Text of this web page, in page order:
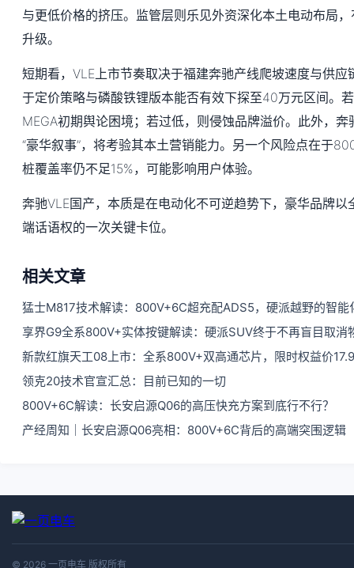
与更低价格的挤压。监管层则乐见外资深化本土电动布局
升级。
短期看，VLE上市节奏取决于福建奔驰产线爬坡速度与供
于定价策略与磷酸铁锂版本能否有效下探至40万元区间。
MEGA初期舆论困境；若过低，则侵蚀品牌溢价。此外，奔
“豪华叙事”，将考验其本土营销能力。另一个风险点在于
桩覆盖率仍不足15%，可能影响用户体验。
奔驰VLE国产，本质是在电动化不可逆趋势下，豪华品牌
端话语权的一次关键卡位。
相关文章
猛士M817技术解读：800V+6C超充配ADS5，硬派越野的智能
享界G9全系800V+实体按键解读：硬派SUV终于不再盲目取消
新款红旗天工08上市：全系800V+双高通芯片，限时权益价
领克20技术官宣汇总：目前已知的一切
800V+6C解读：长安启源Q06的高压快充方案到底行不行？
产经周知｜长安启源Q06亮相：800V+6C背后的高端突围逻辑
© 2026 一页电车 版权所有